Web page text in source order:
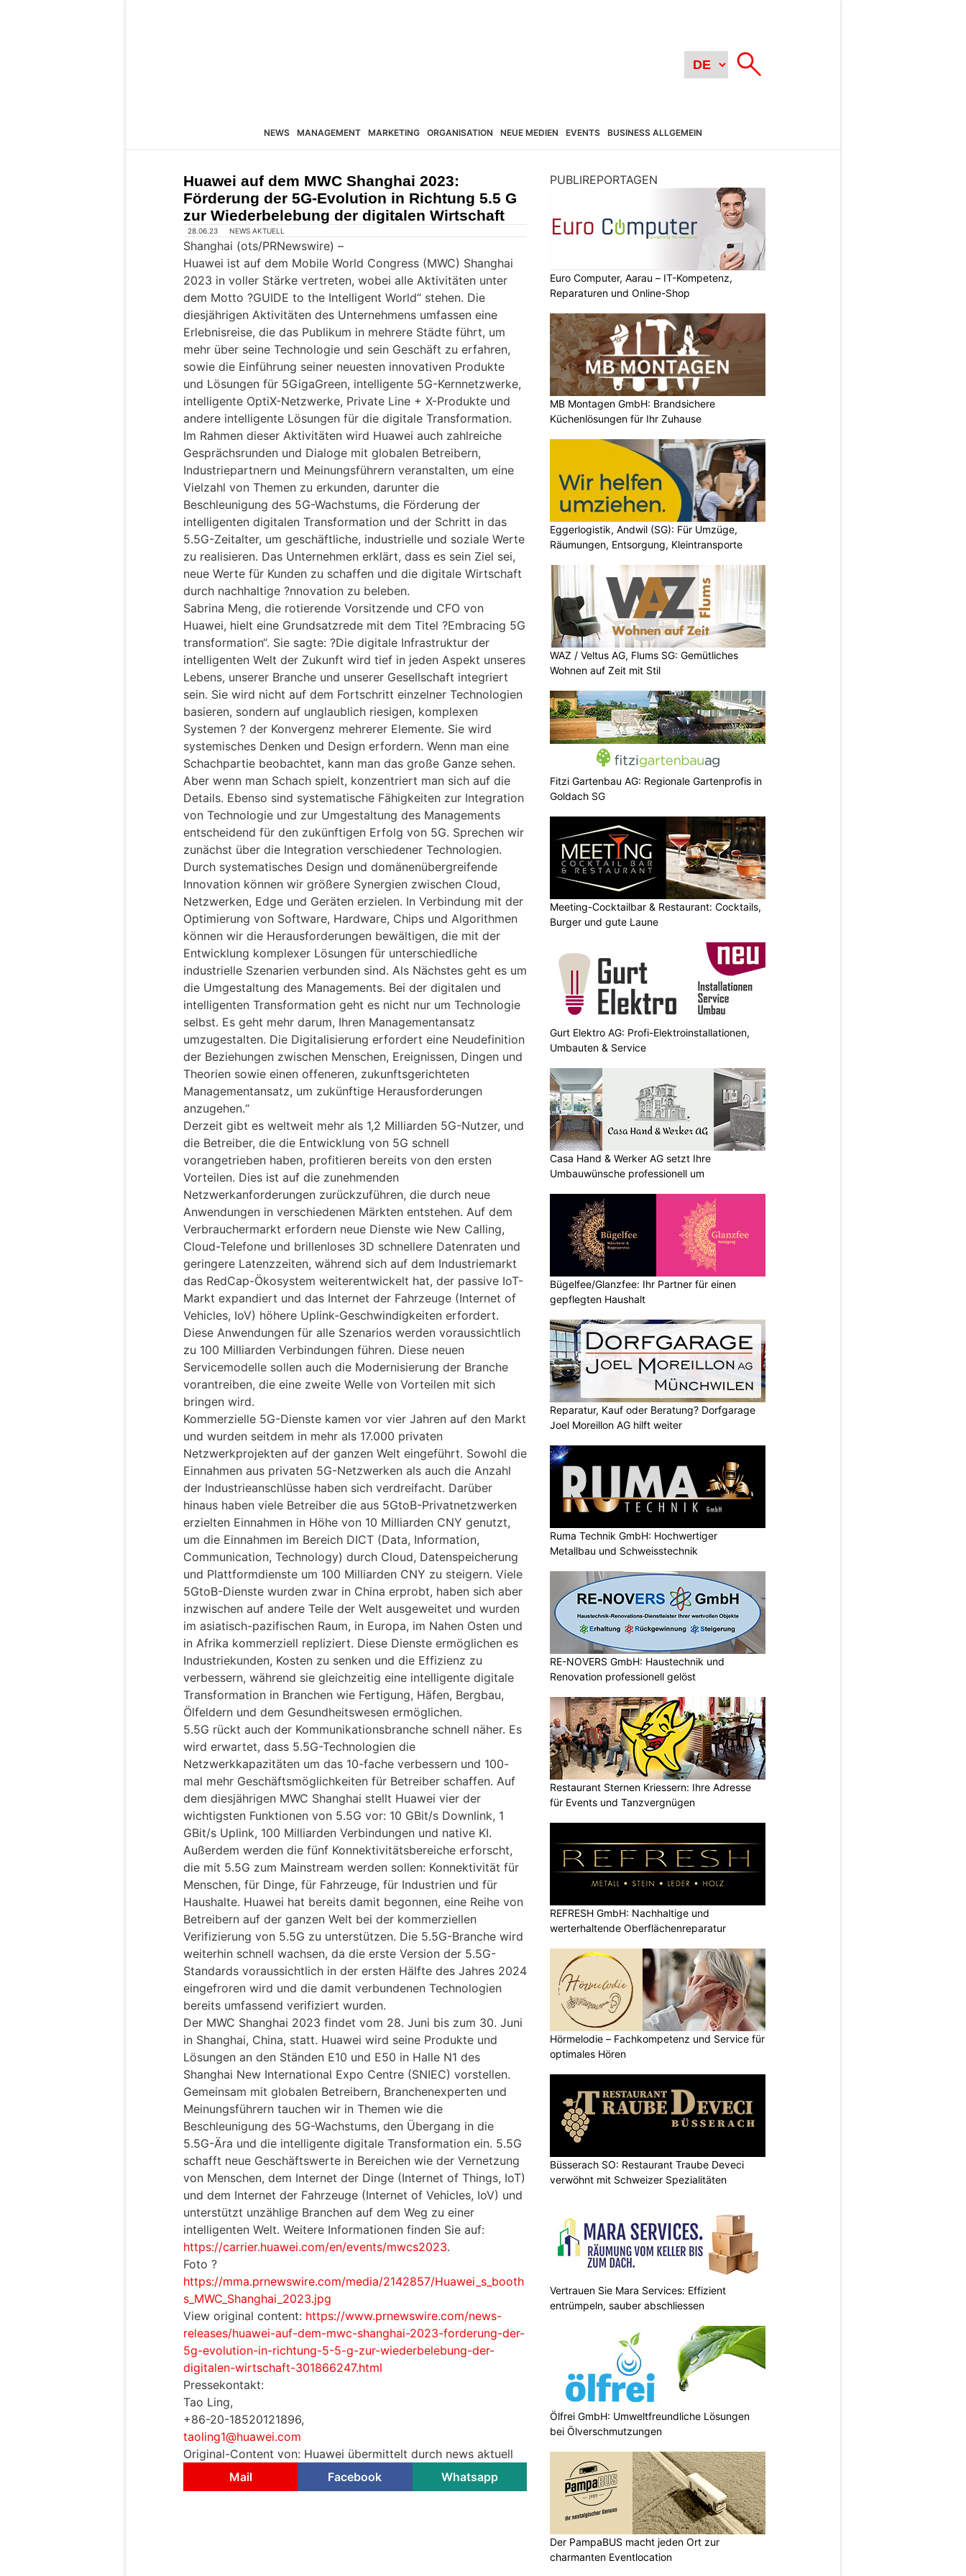
NEWS MANAGEMENT MARKETING ORGANISATION NEUE MEDIEN EVENTS BUSINESS ALLGEMEIN
Huawei auf dem MWC Shanghai 2023:
Förderung der 5G-Evolution in Richtung 5.5 G
zur Wiederbelebung der digitalen Wirtschaft
28.06.23 NEWS AKTUELL
Shanghai (ots/PRNewswire) –
Huawei ist auf dem Mobile World Congress (MWC) Shanghai
2023 in voller Stärke vertreten, wobei alle Aktivitäten unter
dem Motto ?GUIDE to the Intelligent World“ stehen. Die
diesjährigen Aktivitäten des Unternehmens umfassen eine
Erlebnisreise, die das Publikum in mehrere Städte führt, um
mehr über seine Technologie und sein Geschäft zu erfahren,
sowie die Einführung seiner neuesten innovativen Produkte
und Lösungen für 5GigaGreen, intelligente 5G-Kernnetzwerke,
intelligente OptiX-Netzwerke, Private Line + X-Produkte und
andere intelligente Lösungen für die digitale Transformation.
Im Rahmen dieser Aktivitäten wird Huawei auch zahlreiche
Gesprächsrunden und Dialoge mit globalen Betreibern,
Industriepartnern und Meinungsführern veranstalten, um eine
Vielzahl von Themen zu erkunden, darunter die
Beschleunigung des 5G-Wachstums, die Förderung der
intelligenten digitalen Transformation und der Schritt in das
5.5G-Zeitalter, um geschäftliche, industrielle und soziale Werte
zu realisieren. Das Unternehmen erklärt, dass es sein Ziel sei,
neue Werte für Kunden zu schaffen und die digitale Wirtschaft
durch nachhaltige ?nnovation zu beleben.
Sabrina Meng, die rotierende Vorsitzende und CFO von
Huawei, hielt eine Grundsatzrede mit dem Titel ?Embracing 5G
transformation“. Sie sagte: ?Die digitale Infrastruktur der
intelligenten Welt der Zukunft wird tief in jeden Aspekt unseres
Lebens, unserer Branche und unserer Gesellschaft integriert
sein. Sie wird nicht auf dem Fortschritt einzelner Technologien
basieren, sondern auf unglaublich riesigen, komplexen
Systemen ? der Konvergenz mehrerer Elemente. Sie wird
systemisches Denken und Design erfordern. Wenn man eine
Schachpartie beobachtet, kann man das große Ganze sehen.
Aber wenn man Schach spielt, konzentriert man sich auf die
Details. Ebenso sind systematische Fähigkeiten zur Integration
von Technologie und zur Umgestaltung des Managements
entscheidend für den zukünftigen Erfolg von 5G. Sprechen wir
zunächst über die Integration verschiedener Technologien.
Durch systematisches Design und domänenübergreifende
Innovation können wir größere Synergien zwischen Cloud,
Netzwerken, Edge und Geräten erzielen. In Verbindung mit der
Optimierung von Software, Hardware, Chips und Algorithmen
können wir die Herausforderungen bewältigen, die mit der
Entwicklung komplexer Lösungen für unterschiedliche
industrielle Szenarien verbunden sind. Als Nächstes geht es um
die Umgestaltung des Managements. Bei der digitalen und
intelligenten Transformation geht es nicht nur um Technologie
selbst. Es geht mehr darum, Ihren Managementansatz
umzugestalten. Die Digitalisierung erfordert eine Neudefinition
der Beziehungen zwischen Menschen, Ereignissen, Dingen und
Theorien sowie einen offeneren, zukunftsgerichteten
Managementansatz, um zukünftige Herausforderungen
anzugehen.“
Derzeit gibt es weltweit mehr als 1,2 Milliarden 5G-Nutzer, und
die Betreiber, die die Entwicklung von 5G schnell
vorangetrieben haben, profitieren bereits von den ersten
Vorteilen. Dies ist auf die zunehmenden
Netzwerkanforderungen zurückzuführen, die durch neue
Anwendungen in verschiedenen Märkten entstehen. Auf dem
Verbrauchermarkt erfordern neue Dienste wie New Calling,
Cloud-Telefone und brillenloses 3D schnellere Datenraten und
geringere Latenzzeiten, während sich auf dem Industriemarkt
das RedCap-Ökosystem weiterentwickelt hat, der passive IoT-
Markt expandiert und das Internet der Fahrzeuge (Internet of
Vehicles, IoV) höhere Uplink-Geschwindigkeiten erfordert.
Diese Anwendungen für alle Szenarios werden voraussichtlich
zu 100 Milliarden Verbindungen führen. Diese neuen
Servicemodelle sollen auch die Modernisierung der Branche
vorantreiben, die eine zweite Welle von Vorteilen mit sich
bringen wird.
Kommerzielle 5G-Dienste kamen vor vier Jahren auf den Markt
und wurden seitdem in mehr als 17.000 privaten
Netzwerkprojekten auf der ganzen Welt eingeführt. Sowohl die
Einnahmen aus privaten 5G-Netzwerken als auch die Anzahl
der Industrieanschlüsse haben sich verdreifacht. Darüber
hinaus haben viele Betreiber die aus 5GtoB-Privatnetzwerken
erzielten Einnahmen in Höhe von 10 Milliarden CNY genutzt,
um die Einnahmen im Bereich DICT (Data, Information,
Communication, Technology) durch Cloud, Datenspeicherung
und Plattformdienste um 100 Milliarden CNY zu steigern. Viele
5GtoB-Dienste wurden zwar in China erprobt, haben sich aber
inzwischen auf andere Teile der Welt ausgeweitet und wurden
im asiatisch-pazifischen Raum, in Europa, im Nahen Osten und
in Afrika kommerziell repliziert. Diese Dienste ermöglichen es
Industriekunden, Kosten zu senken und die Effizienz zu
verbessern, während sie gleichzeitig eine intelligente digitale
Transformation in Branchen wie Fertigung, Häfen, Bergbau,
Ölfeldern und dem Gesundheitswesen ermöglichen.
5.5G rückt auch der Kommunikationsbranche schnell näher. Es
wird erwartet, dass 5.5G-Technologien die
Netzwerkkapazitäten um das 10-fache verbessern und 100-
mal mehr Geschäftsmöglichkeiten für Betreiber schaffen. Auf
dem diesjährigen MWC Shanghai stellt Huawei vier der
wichtigsten Funktionen von 5.5G vor: 10 GBit/s Downlink, 1
GBit/s Uplink, 100 Milliarden Verbindungen und native KI.
Außerdem werden die fünf Konnektivitätsbereiche erforscht,
die mit 5.5G zum Mainstream werden sollen: Konnektivität für
Menschen, für Dinge, für Fahrzeuge, für Industrien und für
Haushalte. Huawei hat bereits damit begonnen, eine Reihe von
Betreibern auf der ganzen Welt bei der kommerziellen
Verifizierung von 5.5G zu unterstützen. Die 5.5G-Branche wird
weiterhin schnell wachsen, da die erste Version der 5.5G-
Standards voraussichtlich in der ersten Hälfte des Jahres 2024
eingefroren wird und die damit verbundenen Technologien
bereits umfassend verifiziert wurden.
Der MWC Shanghai 2023 findet vom 28. Juni bis zum 30. Juni
in Shanghai, China, statt. Huawei wird seine Produkte und
Lösungen an den Ständen E10 und E50 in Halle N1 des
Shanghai New International Expo Centre (SNIEC) vorstellen.
Gemeinsam mit globalen Betreibern, Branchenexperten und
Meinungsführern tauchen wir in Themen wie die
Beschleunigung des 5G-Wachstums, den Übergang in die
5.5G-Ära und die intelligente digitale Transformation ein. 5.5G
schafft neue Geschäftswerte in Bereichen wie der Vernetzung
von Menschen, dem Internet der Dinge (Internet of Things, IoT)
und dem Internet der Fahrzeuge (Internet of Vehicles, IoV) und
unterstützt unzählige Branchen auf dem Weg zu einer
intelligenten Welt. Weitere Informationen finden Sie auf:
https://carrier.huawei.com/en/events/mwcs2023.
Foto ?
https://mma.prnewswire.com/media/2142857/Huawei_s_booth
s_MWC_Shanghai_2023.jpg
View original content: https://www.prnewswire.com/news-
releases/huawei-auf-dem-mwc-shanghai-2023-forderung-der-
5g-evolution-in-richtung-5-5-g-zur-wiederbelebung-der-
digitalen-wirtschaft-301866247.html
Pressekontakt:
Tao Ling,
+86-20-18520121896,
taoling1@huawei.com
Original-Content von: Huawei übermittelt durch news aktuell
Mail
Facebook Whatsapp
PUBLIREPORTAGEN
Euro Computer, Aarau – IT-Kompetenz,
Reparaturen und Online-Shop
MB Montagen GmbH: Brandsichere
Küchenlösungen für Ihr Zuhause
Eggerlogistik, Andwil (SG): Für Umzüge,
Räumungen, Entsorgung, Kleintransporte
WAZ / Veltus AG, Flums SG: Gemütliches
Wohnen auf Zeit mit Stil
Fitzi Gartenbau AG: Regionale Gartenprofis in
Goldach SG
Meeting-Cocktailbar & Restaurant: Cocktails,
Burger und gute Laune
Gurt Elektro AG: Profi-Elektroinstallationen,
Umbauten & Service
Casa Hand & Werker AG setzt Ihre
Umbauwünsche professionell um
Bügelfee/Glanzfee: Ihr Partner für einen
gepflegten Haushalt
Reparatur, Kauf oder Beratung? Dorfgarage
Joel Moreillon AG hilft weiter
Ruma Technik GmbH: Hochwertiger
Metallbau und Schweisstechnik
RE-NOVERS GmbH: Haustechnik und
Renovation professionell gelöst
Restaurant Sternen Kriessern: Ihre Adresse
für Events und Tanzvergnügen
REFRESH GmbH: Nachhaltige und
werterhaltende Oberflächenreparatur
Hörmelodie – Fachkompetenz und Service für
optimales Hören
Büsserach SO: Restaurant Traube Deveci
verwöhnt mit Schweizer Spezialitäten
Vertrauen Sie Mara Services: Effizient
entrümpeln, sauber abschliessen
Ölfrei GmbH: Umweltfreundliche Lösungen
bei Ölverschmutzungen
Der PampaBUS macht jeden Ort zur
charmanten Eventlocation